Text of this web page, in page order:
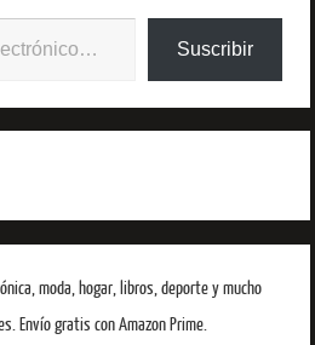
Suscribir
moda, hogar, libros, deporte y mucho
Envío gratis con Amazon Prime.